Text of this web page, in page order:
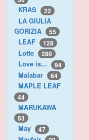
KRAS 22
LA GIULIA
GORIZIA
55
LEAF 128
Lotte 280
Love is... 94
Malabar 64
MAPLE LEAF
44
MARUKAWA
53
May 47